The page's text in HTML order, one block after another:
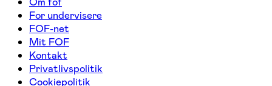
For undervisere
FOF-net
Mit FOF
Kontakt
Privatlivspolitik
Cookiepolitik